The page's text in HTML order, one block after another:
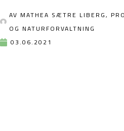
AV MATHEA SÆTRE LIBERG,
OG NATURFORVALTNING
03.06.2021